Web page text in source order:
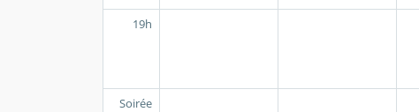
19h
Soirée